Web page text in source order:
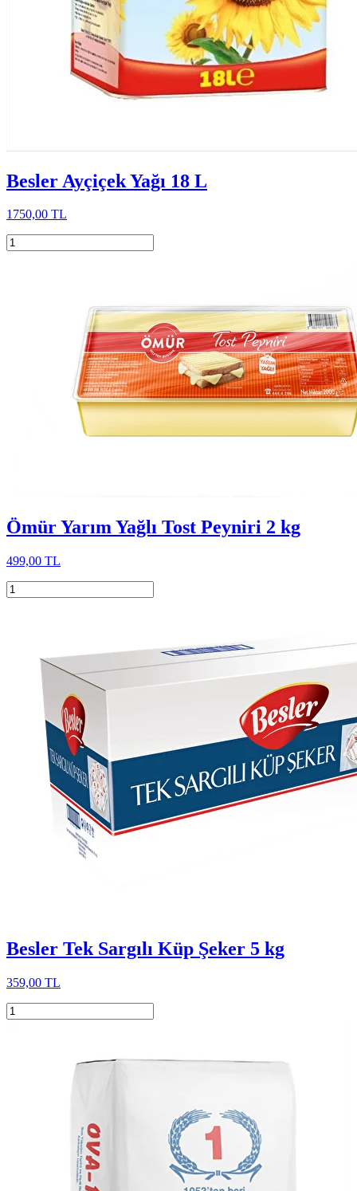
Besler Ayçiçek Yağı 18 L
1750,00 TL
Ömür Yarım Yağlı Tost Peyniri 2 kg
499,00 TL
Besler Tek Sargılı Küp Şeker 5 kg
359,00 TL